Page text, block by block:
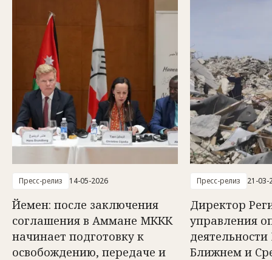
Пресс-релиз 14-05-2026
Йемен: после заключения
соглашения в Аммане МККК
начинает подготовку к
освобождению, передаче и
Пресс-релиз 21-03-
Директор
управления
Ближнем и